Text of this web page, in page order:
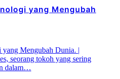
yang Mengubah
Mengubah Dunia. |
seorang tokoh yang sering
dalam…